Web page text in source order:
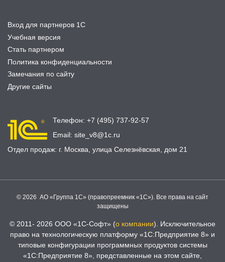
Вход для партнеров 1С
Учебная версия
Стать партнером
Политика конфиденциальности
Замечания по сайту
Другие сайты
Телефон: +7 (495) 737-92-57
Email: site_v8@1c.ru
Отдел продаж: г. Москва, улица Селезнёвская, дом 21
© 2026 АО «Группа 1С» (правопреемник «1С»). Все права на сайт
защищены
© 2011- 2026 ООО «1С-Софт» (о компании). Исключительное
право на технологическую платформу «1С:Предприятие 8» и
типовые конфигурации программных продуктов системы
«1С:Предприятие 8», представленные на этом сайте,